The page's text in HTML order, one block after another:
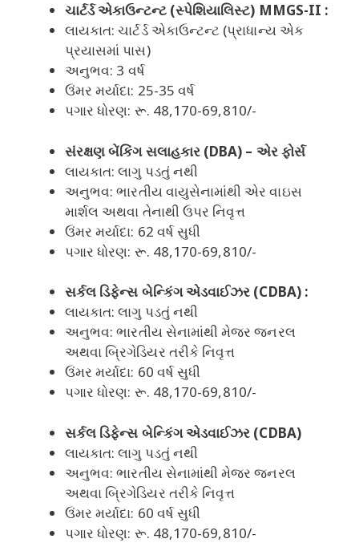
ચાર્ટર્ડ એકાઉન્ટન્ટ (સ્પેશિયાલિસ્ટ) MMGS-II :
લાયકાત: ચાર્ટર્ડ એકાઉન્ટન્ટ (પ્રાધાન્ય એક
પ્રયાસમાં પાસ)
અનુભવ: 3 વર્ષ
ઉંમર મર્યાદા: 25-35 વર્ષ
પગાર ધોરણ: રૂ. 48,170-69,810/-
સંરક્ષણ બેંકિંગ સલાહકાર (DBA) – એર ફોર્સ
લાયકાત: લાગુ પડતું નથી
અનુભવ: ભારતીય વાયુસેનામાંથી એર વાઇસ
માર્શલ અથવા તેનાથી ઉપર નિવૃત્ત
ઉંમર મર્યાદા: 62 વર્ષ સુધી
પગાર ધોરણ: રૂ. 48,170-69,810/-
સર્કલ ડિફેન્સ બેન્કિંગ એડવાઈઝર (CDBA) :
લાયકાત: લાગુ પડતું નથી
અનુભવ: ભારતીય સેનામાંથી મેજર જનરલ
અથવા બ્રિગેડિયર તરીકે નિવૃત્ત
ઉંમર મર્યાદા: 60 વર્ષ સુધી
પગાર ધોરણ: રૂ. 48,170-69,810/-
સર્કલ ડિફેન્સ બેન્કિંગ એડવાઈઝર (CDBA)
લાયકાત: લાગુ પડતું નથી
અનુભવ: ભારતીય સેનામાંથી મેજર જનરલ
અથવા બ્રિગેડિયર તરીકે નિવૃત્ત
ઉંમર મર્યાદા: 60 વર્ષ સુધી
પગાર ધોરણ: રૂ. 48,170-69,810/-